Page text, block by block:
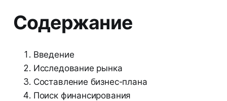
Содержание
Введение
Исследование рынка
Составление бизнес-плана
Поиск финансирования